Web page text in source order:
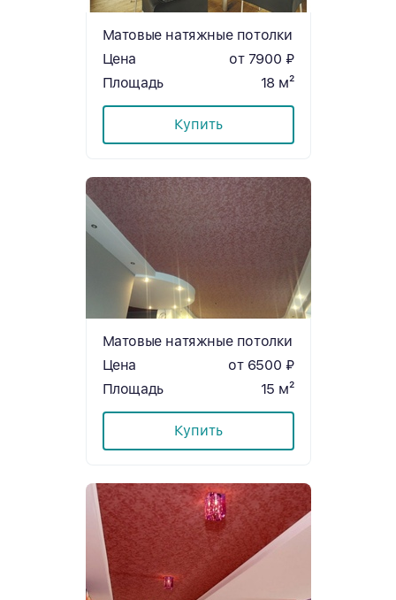
Матовые натяжные потолки
Цена
от 7900 ₽
Площадь
18 м²
Купить
Матовые натяжные потолки
Цена
от 6500 ₽
Площадь
15 м²
Купить